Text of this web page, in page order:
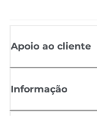
Apoio ao cliente
Informação